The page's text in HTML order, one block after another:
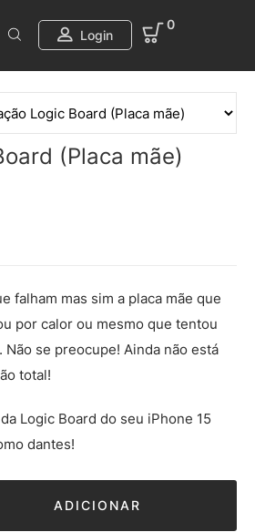
Login
0
(Placa mãe)
falham mas sim a placa mãe que
por calor ou mesmo que tentou
se preocupe! Ainda não está
total!
Logic Board do seu iPhone 15
dantes!
ADICIONAR